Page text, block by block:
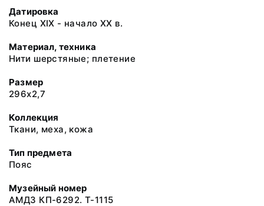
Датировка
Конец ХIХ - начало ХХ в.
Материал, техника
Нити шерстяные; плетение
Размер
296х2,7
Коллекция
Ткани, меха, кожа
Тип предмета
Пояс
Музейный номер
АМДЗ КП-6292. Т-1115